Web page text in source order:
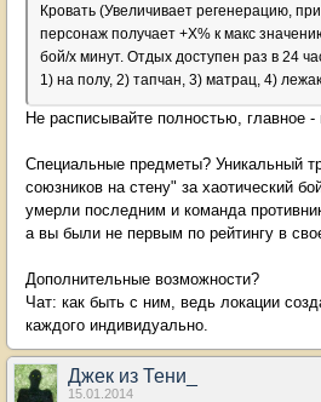
Кровать (Увеличивает регенерацию,
персонаж получает +Х% к макс
бой/х минут. Отдых доступен раз в 24
1) на полу, 2) тапчан, 3) матрац, 4)
Не расписывайте полностью, главное -
Специальные предметы? Уникальный
союзников на стену" за хаотический
умерли последним и команда
а вы были не первым по рейтингу в
Дополнительные возможности?
Чат: как быть с ним, ведь локации
каждого индивидуально.
Джек из Тени_
15.01.2014